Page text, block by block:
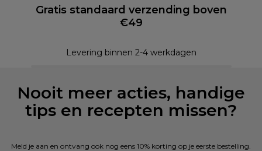
Gratis standaard verzending boven
€49
Levering binnen 2-4 werkdagen
Nooit meer acties, handige
tips en recepten missen?
Meld je aan en ontvang ook nog eens 10% korting op je eerste bestelling.